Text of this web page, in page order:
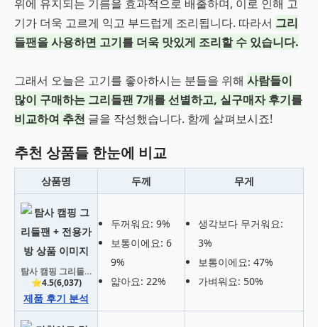
위에 유지되는 기름을 효과적으로 배출하며, 이로 인해 고
기가 더욱 고르게 익고 부드럽게 조리됩니다. 따라서 그리
들팬을 사용하면 고기를 더욱 맛있게 조리할 수 있습니다.
그래서 오늘은 고기를 좋아하시는 분들을 위해 사람들이
많이 구매하는 그리들팬 7개를 선별하고, 실구매자 후기를
비교하여 추천 글을 작성했습니다. 함께 살펴보시죠!
추천 상품들 한눈에 비교
상품명 두께 무게
탐사 캠핑 그리들팬 + 전용가방
⭐4.5(6,037)
제품 후기 분석
두꺼워요: 9%
보통이에요: 6
9%
얇아요: 22%
생각보다 무거워요:
3%
보통이에요: 47%
가벼워요: 50%